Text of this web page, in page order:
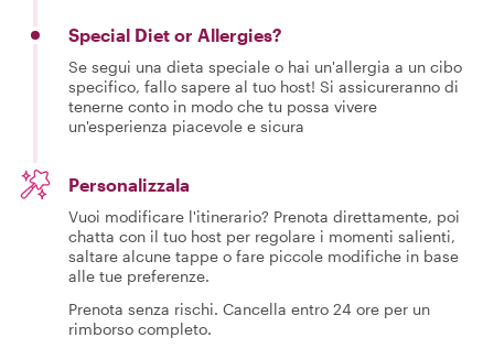
Special Diet or Allergies?
Se segui una dieta speciale o hai un'allergia a un cibo
specifico, fallo sapere al tuo host! Si assicureranno di
tenerne conto in modo che tu possa vivere
un'esperienza piacevole e sicura
Personalizzala
Vuoi modificare l'itinerario? Prenota direttamente, poi
chatta con il tuo host per regolare i momenti salienti,
saltare alcune tappe o fare piccole modifiche in base
alle tue preferenze.
Prenota senza rischi. Cancella entro 24 ore per un
rimborso completo.